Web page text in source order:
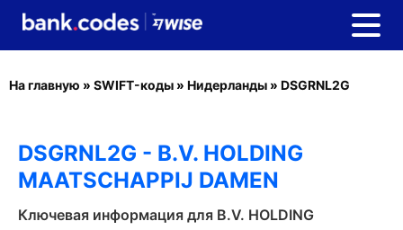
На главную » SWIFT-коды » Нидерланды » DSGRNL2G
DSGRNL2G - B.V. HOLDING
MAATSCHAPPIJ DAMEN
Ключевая информация для B.V. HOLDING